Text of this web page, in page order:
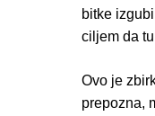
bitke
ciljem da
Ovo je
prepozna,